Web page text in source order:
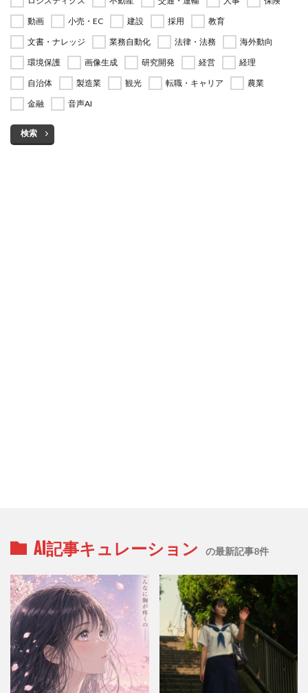
動画
小売・EC 建設 採用
教育
文書・ナレッジ
業務自動化 法律・法務
海外動向
環境保護
画像生成 研究開発 経営
経理
自治体
製造業 観光 転職・キャリア
農業
金融
音声AI
検索
AI記事キュレーション の最新記事8件